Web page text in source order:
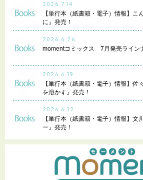
2026.7.14
【単行本（紙書籍・電子）情報】こ
に』発売！
2026.6.26
momentコミックス 7月発売ライン
2026.6.19
【単行本（紙書籍・電子）情報】佐
を溶かす』発売！
2026.6.12
【単行本（紙書籍・電子）情報】文
ー』発売！